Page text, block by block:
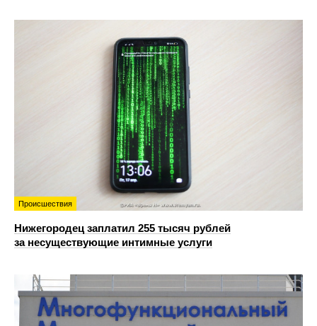
Происшествия
Нижегородец заплатил 255 тысяч рублей
за несуществующие интимные услуги